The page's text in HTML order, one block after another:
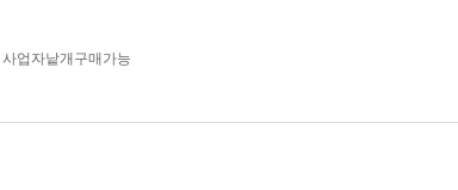
사업자 낱개구매가능